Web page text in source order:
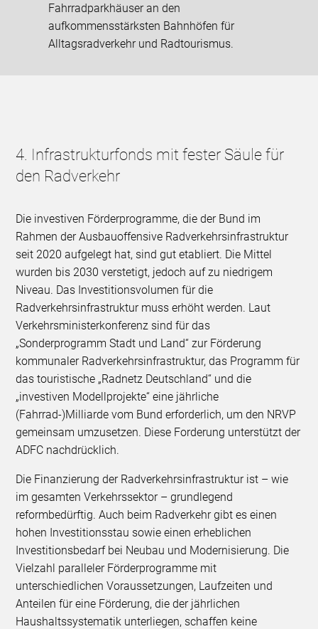
Fahrradparkhäuser an den
aufkommensstärksten Bahnhöfen für
Alltagsradverkehr und Radtourismus.
4. Infrastrukturfonds mit fester Säule für
den Radverkehr
Die investiven Förderprogramme, die der Bund im
Rahmen der Ausbauoffensive Radverkehrsinfrastruktur
seit 2020 aufgelegt hat, sind gut etabliert. Die Mittel
wurden bis 2030 verstetigt, jedoch auf zu niedrigem
Niveau. Das Investitionsvolumen für die
Radverkehrsinfrastruktur muss erhöht werden. Laut
Verkehrsministerkonferenz sind für das
„Sonderprogramm Stadt und Land“ zur Förderung
kommunaler Radverkehrsinfrastruktur, das Programm für
das touristische „Radnetz Deutschland“ und die
„investiven Modellprojekte“ eine jährliche
(Fahrrad-)Milliarde vom Bund erforderlich, um den NRVP
gemeinsam umzusetzen. Diese Forderung unterstützt der
ADFC nachdrücklich.
Die Finanzierung der Radverkehrsinfrastruktur ist – wie
im gesamten Verkehrssektor – grundlegend
reformbedürftig. Auch beim Radverkehr gibt es einen
hohen Investitionsstau sowie einen erheblichen
Investitionsbedarf bei Neubau und Modernisierung. Die
Vielzahl paralleler Förderprogramme mit
unterschiedlichen Voraussetzungen, Laufzeiten und
Anteilen für eine Förderung, die der jährlichen
Haushaltssystematik unterliegen, schaffen keine